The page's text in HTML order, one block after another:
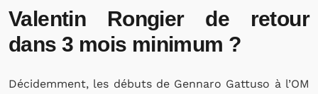
Valentin Rongier de retour
dans 3 mois minimum ?
Décidemment, les débuts de Gennaro Gattuso à l’OM